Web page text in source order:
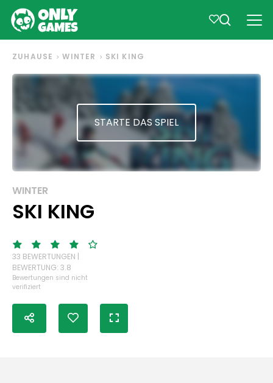
ZUHAUSE WINTER SKI KING
STARTE DAS SPIEL
WINTER
SKI KING
33 BEWERTUNGEN |
BEWERTUNG: 3.8
Bewertungen sind nicht
verifiziert